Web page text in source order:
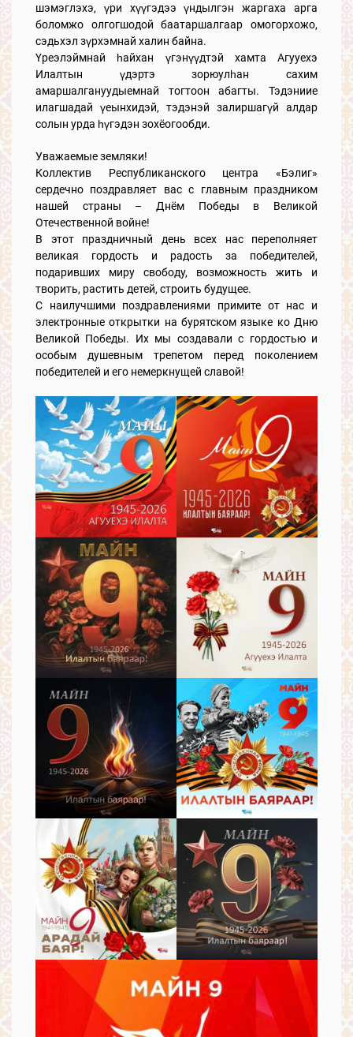
шэмэглэхэ, үри хүүгэдээ үндылгэн жаргаха арга
боломжо олгогшодой баатаршалгаар омогорхожо,
сэдьхэл зүрхэмнай халин байна.
Үреэлэймнай һайхан үгэнүүдтэй хамта Агууехэ
Илалтын үдэртэ зорюулһан сахим
амаршалгануудыемнай тогтоон абагты. Тэдэниие
илагшадай үеынхидэй, тэдэнэй залиршагүй алдар
солын урда һүгэдэн зохёогообди.
Уважаемые земляки!
Коллектив Республиканского центра «Бэлиг»
сердечно поздравляет вас с главным праздником
нашей страны – Днём Победы в Великой
Отечественной войне!
В этот праздничный день всех нас переполняет
великая гордость и радость за победителей,
подаривших миру свободу, возможность жить и
творить, растить детей, строить будущее.
С наилучшими поздравлениями примите от нас и
электронные открытки на бурятском языке ко Дню
Великой Победы. Их мы создавали с гордостью и
особым душевным трепетом перед поколением
победителей и его немеркнущей славой!